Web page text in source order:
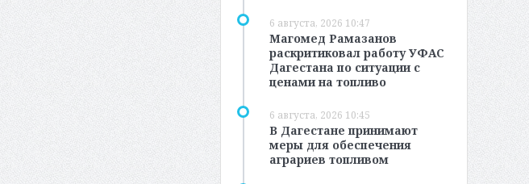
6 августа, 2026 10:47
Магомед Рамазанов
раскритиковал работу УФАС
Дагестана по ситуации с
ценами на топливо
6 августа, 2026 10:45
В Дагестане принимают
меры для обеспечения
аграриев топливом